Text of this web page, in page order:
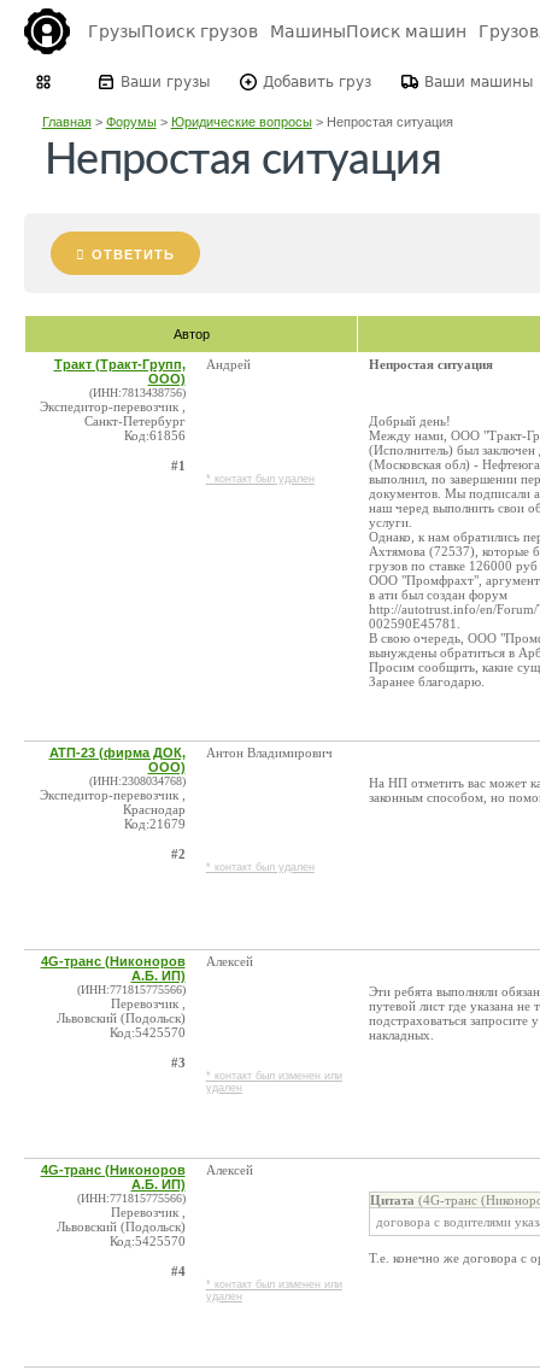
ГрузыПоиск грузов МашиныПоиск машин
Ваши грузы Добавить груз Ваши машины
Главная> Форумы> Юридические вопросы> Непростая ситуация
Непростая ситуация
ОТВЕТИТЬ
Автор
Тракт (Тракт-Групп,
ООО)
(ИНН:7813438756)
Экспедитор-перевозчик ,
Санкт-Петербург
Код:61856
#1
Андрей
* контакт был удален
Непростая ситуация
Добрый день!
Между нами, ООО "Тракт-
(Исполнитель) был заключен
(Московская обл) -
выполнил, по завершении
документов. Мы подписали
наш черед выполнить свои
услуги.
Однако, к нам обратились
Ахтямова (72537), которые
грузов по ставке 126000
ООО "Промфрахт",
в ати был создан форум
http://autotrust.info/en/
002590E45781.
В свою очередь, ООО
вынуждены обратиться в
Просим сообщить, какие
Заранее благодарю.
АТП-23 (фирма ДОК,
ООО)
(ИНН:2308034768)
Экспедитор-перевозчик ,
Краснодар
Код:21679
#2
Антон Владимирович
* контакт был удален
На НП отметить вас может
законным способом, но
4G-транс (Никоноров
А.Б. ИП)
(ИНН:771815775566)
Перевозчик ,
Львовский (Подольск)
Код:5425570
#3
Алексей
* контакт был изменен или
удален
Эти ребята выполняли
путевой лист где указана
подстраховаться
накладных.
4G-транс (Никоноров
А.Б. ИП)
(ИНН:771815775566)
Перевозчик ,
Львовский (Подольск)
Код:5425570
#4
Алексей
* контакт был изменен или
удален
Цитата (4G-транс
договора с водителями
Т.е. конечно же договора с